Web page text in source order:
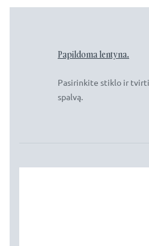
Papildoma lentyna.
Pasirinkite stiklo ir
spalvą.